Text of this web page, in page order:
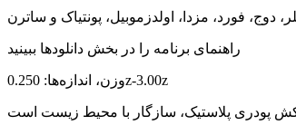
دوج، فورد، مزدا، اولدزموبیل، پونتیاک و ساترن
راهنمای برنامه را در بخش دانلودها ببینید
وزن، اندازه‌ها: 0.250z-3.00z
پودری پلاستیک، سازگار با محیط زیست است